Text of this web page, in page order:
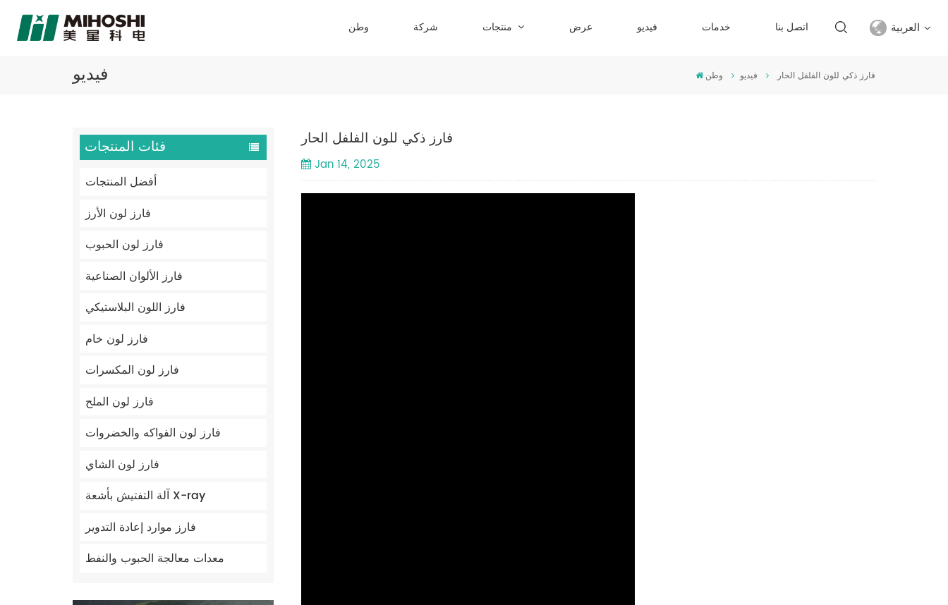
وطن شركة عرض فيديو خدمات اتصل بنا العربية
فيديو وطن فيديو فارز ذكي للون الفلفل الحار
فئات المنتجات
أفضل المنتجات
فارز لون الأرز
فارز لون الحبوب
فارز الألوان الصناعية
فارز اللون البلاستيكي
فارز لون خام
فارز لون المكسرات
فارز لون الملح
فارز لون الفواكه والخضروات
فارز لون الشاي
آلة التفتيش بأشعة X-ray
فارز موارد إعادة التدوير
معدات معالجة الحبوب والنفط
فارز ذكي للون الفلفل الحار
Jan 14, 2025